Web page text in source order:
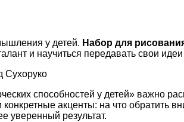
у детей. Набор для
и научиться передавать свои
Сухоруко
способностей у детей» важно
акценты: на что обратить
уверенный результат.